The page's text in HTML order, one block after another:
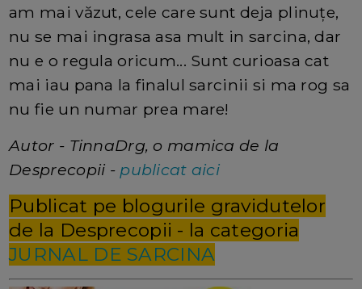
am mai văzut, cele care sunt deja plinuțe,
nu se mai ingrasa asa mult in sarcina, dar
nu e o regula oricum... Sunt curioasa cat
mai iau pana la finalul sarcinii si ma rog sa
nu fie un numar prea mare!
Autor - TinnaDrg, o mamica de la
Desprecopii - publicat aici
Publicat pe blogurile gravidutelor
de la Desprecopii - la categoria
JURNAL DE SARCINA